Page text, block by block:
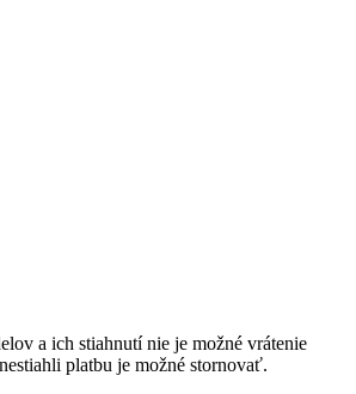
a ich stiahnutí nie je možné vrátenie
platbu je možné stornovať.